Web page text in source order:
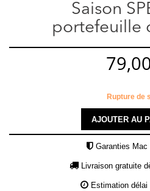
Saison
portefeuille
Rupture de
AJOUTER AU
Garanties Mac
Livraison gratuite
Estimation